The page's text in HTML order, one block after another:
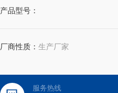
产品型号：
厂商性质：生产厂家
服务热线